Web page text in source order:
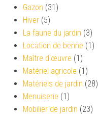
Gazon (31)
Hiver (5)
La faune du jardin (3)
Location de benne (1)
Maître d'œuvre (1)
Matériel agricole (1)
Matériels de jardin (28)
Menuiserie (1)
Mobilier de jardin (23)